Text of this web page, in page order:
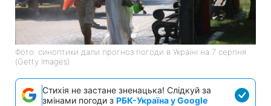
Фото: синоптики дали прогноз погоди в Україні на 7 серпня
(Getty Images)
Стихія не застане зненацька! Слідкуй за
змінами погоди з РБК-Україна у Google